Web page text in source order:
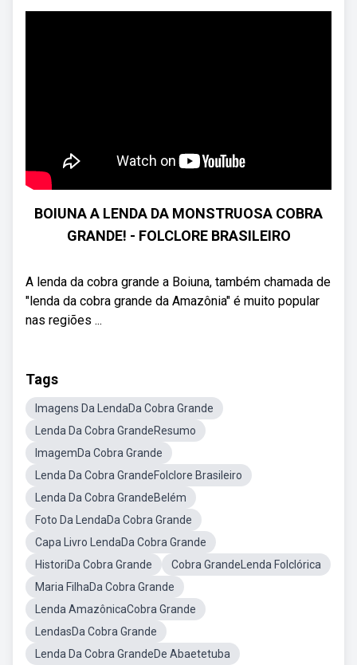
BOIUNA A LENDA DA MONSTRUOSA COBRA
GRANDE! - FOLCLORE BRASILEIRO
A lenda da cobra grande a Boiuna, também chamada de
"lenda da cobra grande da Amazônia" é muito popular
nas regiões ...
Tags
Imagens Da LendaDa Cobra Grande
Lenda Da Cobra GrandeResumo
ImagemDa Cobra Grande
Lenda Da Cobra GrandeFolclore Brasileiro
Lenda Da Cobra GrandeBelém
Foto Da LendaDa Cobra Grande
Capa Livro LendaDa Cobra Grande
HistoriDa Cobra Grande
Cobra GrandeLenda Folclórica
Maria FilhaDa Cobra Grande
Lenda AmazônicaCobra Grande
LendasDa Cobra Grande
Lenda Da Cobra GrandeDe Abaetetuba